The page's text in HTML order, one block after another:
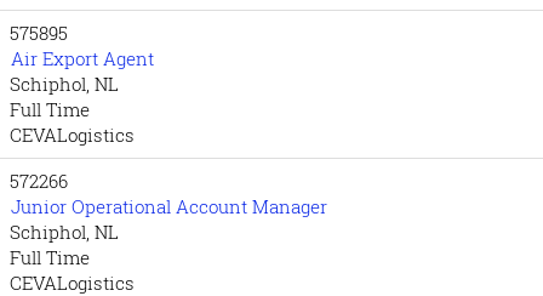
575895
Air Export Agent
Schiphol, NL
Full Time
CEVALogistics
572266
Junior Operational Account Manager
Schiphol, NL
Full Time
CEVALogistics